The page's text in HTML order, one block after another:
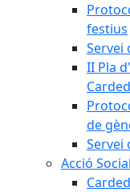
festius
Servei
II Pla
de
Servei
Acció Social